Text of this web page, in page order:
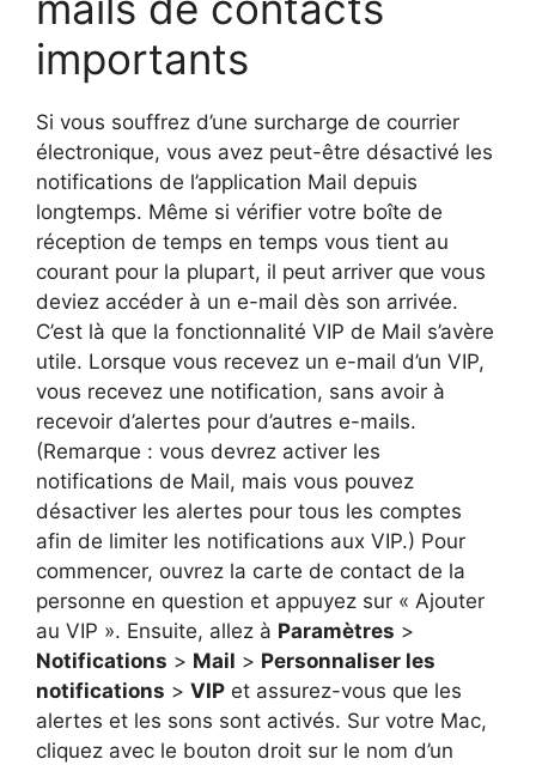
importants
Si vous souffrez d’une surcharge de courrier
électronique, vous avez peut-être désactivé les
notifications de l’application Mail depuis
longtemps. Même si vérifier votre boîte de
réception de temps en temps vous tient au
courant pour la plupart, il peut arriver que vous
deviez accéder à un e-mail dès son arrivée.
C’est là que la fonctionnalité VIP de Mail s’avère
utile. Lorsque vous recevez un e-mail d’un VIP,
vous recevez une notification, sans avoir à
recevoir d’alertes pour d’autres e-mails.
(Remarque : vous devrez activer les
notifications de Mail, mais vous pouvez
désactiver les alertes pour tous les comptes
afin de limiter les notifications aux VIP.) Pour
commencer, ouvrez la carte de contact de la
personne en question et appuyez sur « Ajouter
au VIP ». Ensuite, allez à Paramètres >
Notifications > Mail > Personnaliser les
notifications > VIP et assurez-vous que les
alertes et les sons sont activés. Sur votre Mac,
cliquez avec le bouton droit sur le nom d’un